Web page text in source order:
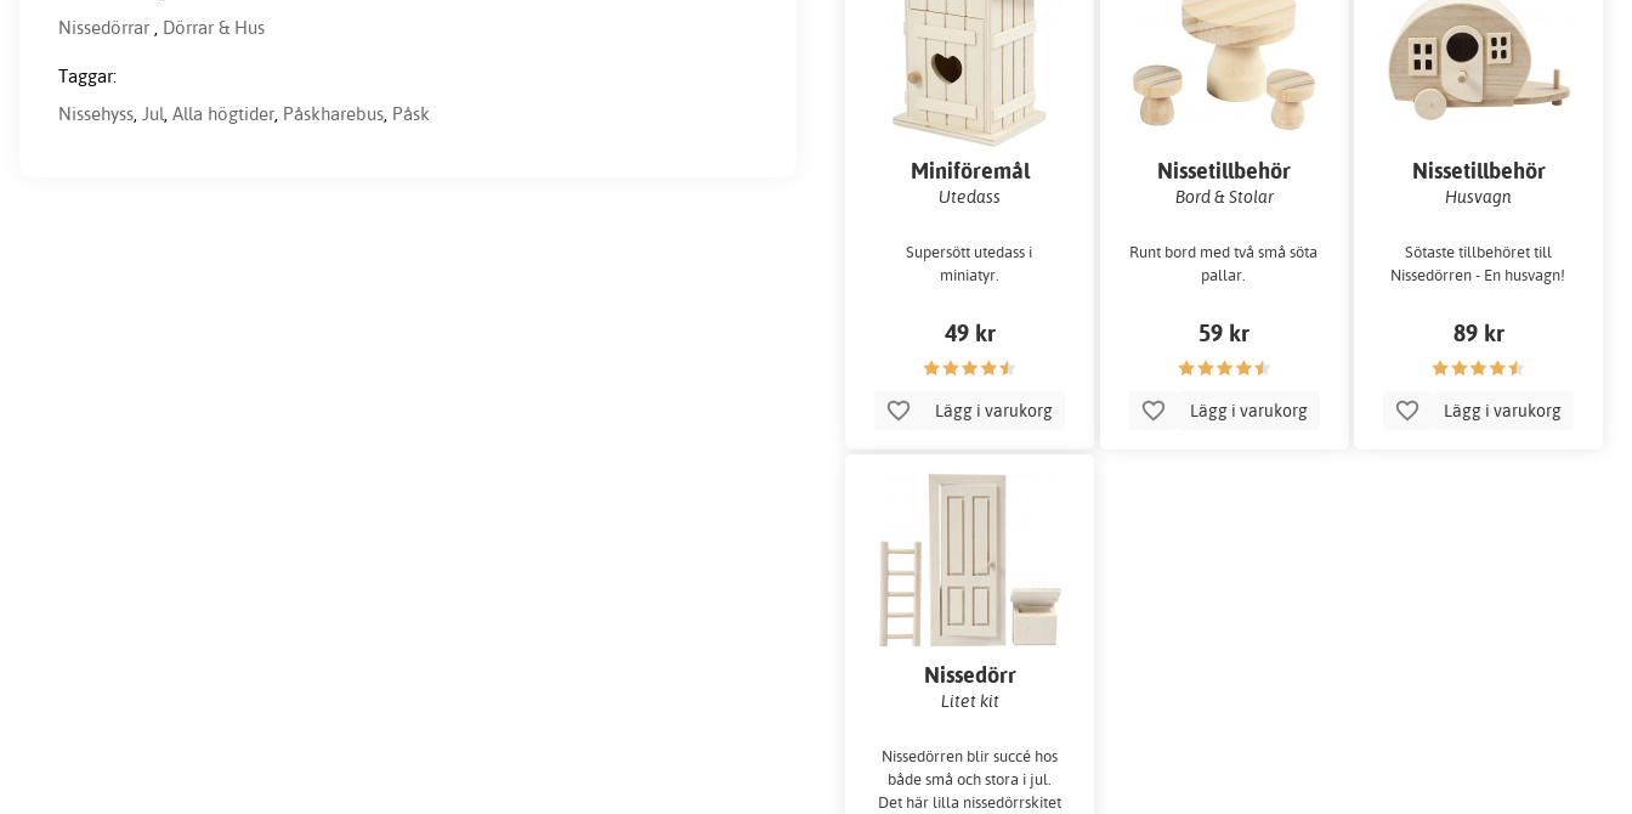
Nissedörrar
Dörrar & Hus
Taggar:
Nissehyss Jul Alla högtider Påskharebus Påsk
Miniföremål
Utedass
Supersött utedass i
miniatyr.
49 kr
Lägg i varukorg
Nissetillbehör
Bord & Stolar
Runt bord med två små söta
pallar.
59 kr
Lägg i varukorg
Nissetillbehör
Husvagn
Sötaste tillbehöret till
Nissedörren - En husvagn!
89 kr
Lägg i varukorg
Nissedörr
Litet kit
Nissedörren blir succé hos
både små och stora i jul.
Det här lilla nissedörrskitet